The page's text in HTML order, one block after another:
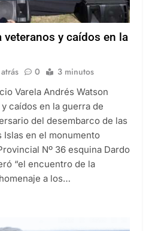
veteranos y caídos en la
0 3 minutos
Varela Andrés Watson
caídos en la guerra de
del desembarco de las
Islas en el monumento
Nº 36 esquina Dardo
“el encuentro de la
a los…